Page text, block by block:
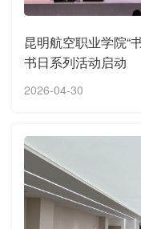
昆明航空职业学院“
书日系列活动启动
2026-04-30